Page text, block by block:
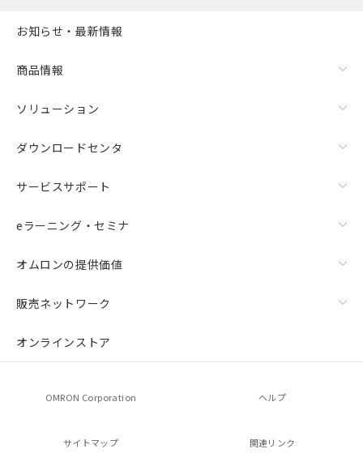
お知らせ・最新情報
商品情報
ソリューション
ダウンロードセンタ
サービスサポート
eラーニング・セミナ
オムロンの提供価値
販売ネットワーク
オンラインストア
OMRON Corporation ヘルプ
サイトマップ 関連リンク